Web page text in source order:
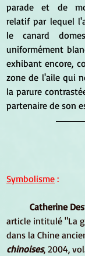
parade et de
relatif par lequel
le canard
uniformément
exhibant encore,
zone de l'aile qui
la parure
partenaire de son
Symbolisme :
Catherine
article intitulé "La
dans la Chine
chinoises, 2004,